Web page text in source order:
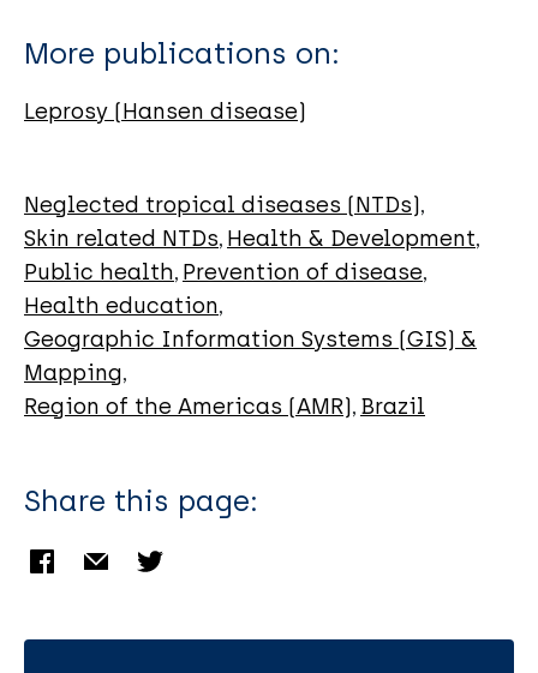
Nogueira AJG
Da Silva YED
Duarte GR
Gomes GP
Conde GAB
More publications on:
Leprosy (Hansen disease)
Neglected tropical diseases (NTDs)
Skin related NTDs Health & Development
Public health Prevention of disease
Health education
Geographic Information Systems (GIS) &
Mapping
Region of the Americas (AMR) Brazil
Share this page: